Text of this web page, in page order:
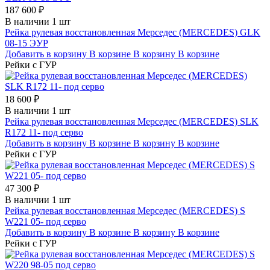
187 600 ₽
В наличии 1 шт
Рейка рулевая восстановленная Мерседес (MERCEDES) GLK
08-15 ЭУР
Добавить в корзину В корзине В корзину В корзине
Рейки с ГУР
18 600 ₽
В наличии 1 шт
Рейка рулевая восстановленная Мерседес (MERCEDES) SLK
R172 11- под серво
Добавить в корзину В корзине В корзину В корзине
Рейки с ГУР
47 300 ₽
В наличии 1 шт
Рейка рулевая восстановленная Мерседес (MERCEDES) S
W221 05- под серво
Добавить в корзину В корзине В корзину В корзине
Рейки с ГУР